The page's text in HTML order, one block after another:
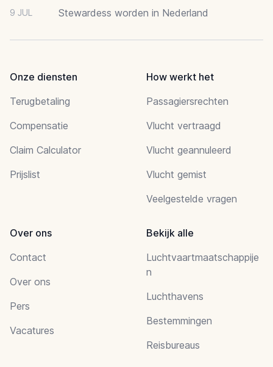
9 JUL Stewardess worden in Nederland
Onze diensten
Terugbetaling
Compensatie
Claim Calculator
Prijslist
How werkt het
Passagiersrechten
Vlucht vertraagd
Vlucht geannuleerd
Vlucht gemist
Veelgestelde vragen
Over ons
Contact
Over ons
Pers
Vacatures
Bekijk alle
Luchtvaartmaatschappije
n
Luchthavens
Bestemmingen
Reisbureaus